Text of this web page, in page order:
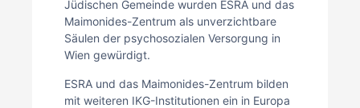
Jüdischen Gemeinde wurden ESRA und das
Maimonides-Zentrum als unverzichtbare
Säulen der psychosozialen Versorgung in
Wien gewürdigt.
ESRA und das Maimonides-Zentrum bilden
mit weiteren IKG-Institutionen ein in Europa